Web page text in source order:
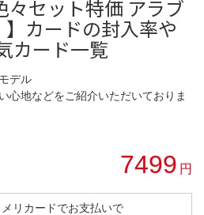
々セット特価 アラブ
カードの封入率や
カード一覧
デル
心地などをご紹介いただいておりま
7499 円
リカードでお支払いで